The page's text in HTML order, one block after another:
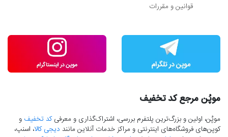
قوانین و مقررات
موپُن مرجع کد تخفیف
موپُن، اولین و بزرگ‌ترین پلتفرم بررسی، اشتراک‌گذاری و معرفیکد تخفیف و
کوپن‌های فروشگاه‌های اینترنتی و مراکز خدمات آنلاین مانند دیجی کالا، اسنپ،